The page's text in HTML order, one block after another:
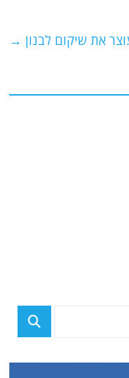
את שיקום לבנון →